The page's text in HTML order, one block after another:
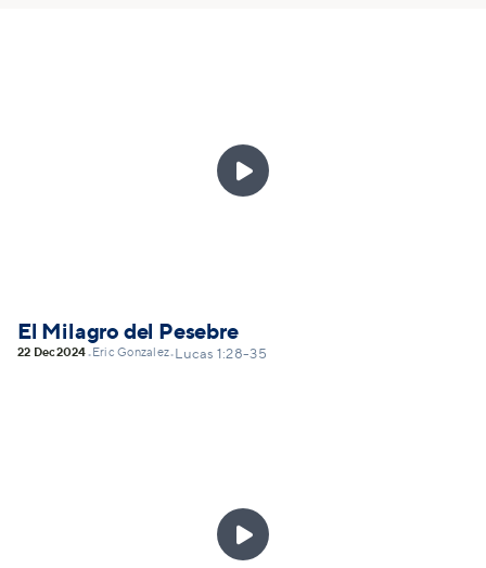

El Milagro del Pesebre
22 Dec2024• Eric Gonzalez• Lucas 1:28-35
